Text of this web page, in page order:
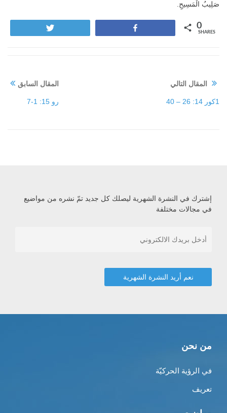
صَلِيبُ الْمَسِيحِ.
0
SHARES
المقال السابق
رو 15: 1-7
المقال التالي
1كور 14: 26 – 40
إشترك في النشرة الشهرية ليصلك كل جديد تمّ نشره من مواضيع
في مجالات مختلفة
من نحن
في الرؤية الحركيّة
تعريف